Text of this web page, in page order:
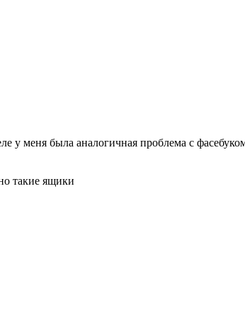
у меня была аналогичная проблема с
такие ящики